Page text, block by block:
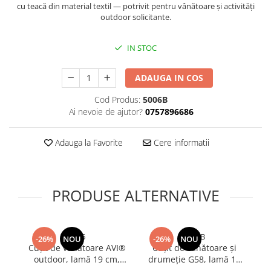
Decoratiuni casa & sarbatori
Accesorii decorative
Iluminat & Electrice
Accesorii prelungitoare
Aplice fatada
Aplice si plafoniere
Becuri
cu teacă din material textil — potrivit pentru vânătoare și activități
outdoor solicitante.
IN STOC
ADAUGA IN COS
Cod Produs: 5006B
Ai nevoie de ajutor? 0757896686
Adauga la Favorite Cere informatii
PRODUSE ALTERNATIVE
-26% NOU
5166
Cuțit de vânătoare AVI®
outdoor, lamă 19 cm,
-26% NOU
5001B
Cuțit de vânătoare și
drumeție G58, lamă 17